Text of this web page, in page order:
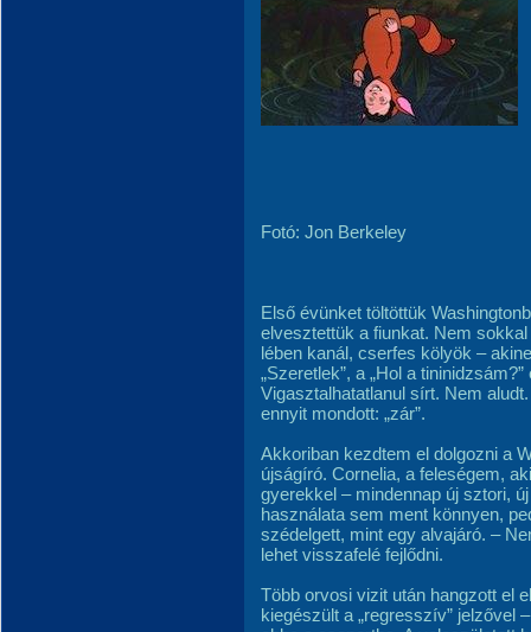
Fotó: Jon Berkeley
Első évünket töltöttük
elvesztettük a fiunkat. Nem
lében kanál, cserfes kölyök –
„Szeretlek”, a „Hol a
Vigasztalhatatlanul sírt. Nem
ennyit mondott: „zár”.
Akkoriban kezdtem el dolgozni a
újságíró. Cornelia, a feleségem,
gyerekkel – mindennap új sztori,
használata sem ment könnyen,
szédelgett, mint egy alvajáró. –
lehet visszafelé fejlődni.
Több orvosi vizit után hangzott el
kiegészült a „regresszív” jelzővel